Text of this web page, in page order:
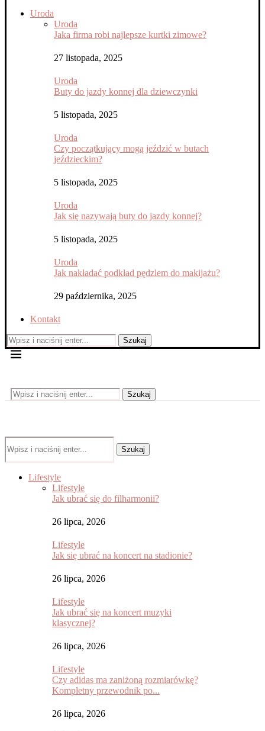
Uroda
Uroda
Jaka firma robi najlepsze kurtki zimowe?
27 listopada, 2025
Uroda
Buty do jazdy konnej dla dziewczynki
5 listopada, 2025
Uroda
Czy początkujący mogą jeździć w butach
jeździeckim?
5 listopada, 2025
Uroda
Jak się nazywają buty do jazdy konnej?
5 listopada, 2025
Uroda
Jak nakładać podkład pędzlem do makijażu?
29 października, 2025
Kontakt
Szukaj
Szukaj
Szukaj
Lifestyle
Lifestyle
Jak ubrać się do filharmonii?
26 lipca, 2026
Lifestyle
Jak się ubrać na koncert na stadionie?
26 lipca, 2026
Lifestyle
Jak ubrać się na koncert muzyki
klasycznej?
26 lipca, 2026
Lifestyle
Czy adidas ma zaniżoną rozmiarówkę?
Kompletny przewodnik po...
26 lipca, 2026